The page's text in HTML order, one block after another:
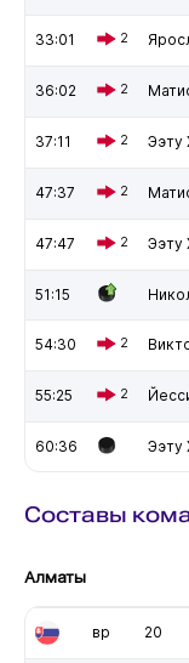
33:01 2
36:02 2
37:11 2 Ээту
47:37 2
47:47 2 Ээту
51:15
54:30 2
55:25 2
60:36 Ээту
Составы
Алматы
вр 20